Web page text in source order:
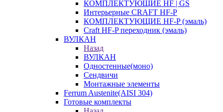
КОМПЛЕКТУЮЩИЕ HF | GS
Интерьерные CRAFT HF-P
КОМПЛЕКТУЮЩИЕ HF-P (эмаль)
Craft HF-P переходник (эмаль)
ВУЛКАН
Назад
ВУЛКАН
Одностенные(моно)
Сендвичи
Монтажные элементы
Ferrum Austenite(AISI 304)
Готовые комплекты